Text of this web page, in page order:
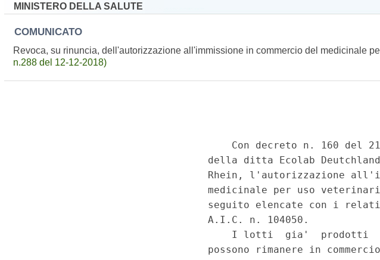
MINISTERO DELLA SALUTE
COMUNICATO
Revoca, su rinuncia, dell'autorizzazione all'immissione in commercio del medicinale
n.288 del 12-12-2018)